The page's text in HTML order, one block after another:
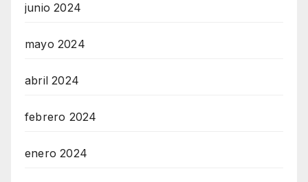
junio 2024
mayo 2024
abril 2024
febrero 2024
enero 2024